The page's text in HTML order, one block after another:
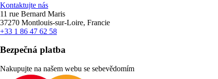
Kontaktujte nás
11 rue Bernard Maris
37270 Montlouis-sur-Loire, Francie
+33 1 86 47 62 58
Bezpečná platba
Nakupujte na našem webu se sebevědomím